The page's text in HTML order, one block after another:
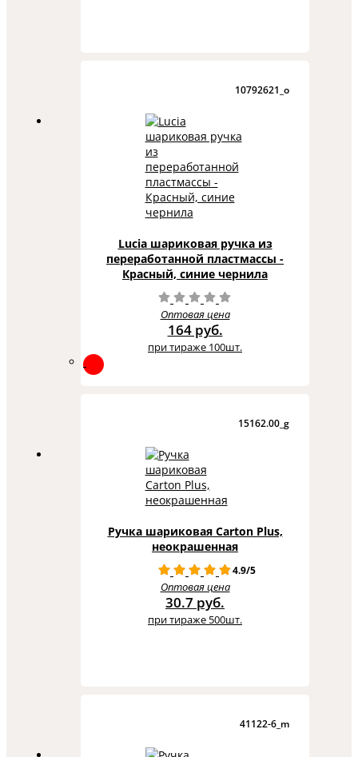
10792621_o
Lucia шариковая ручка из
переработанной пластмассы -
Красный, синие чернила
Оптовая цена
164 руб.
при тираже 100шт.
15162.00_g
Ручка шариковая Carton Plus,
неокрашенная
4.9/5
Оптовая цена
30.7 руб.
при тираже 500шт.
41122-6_m